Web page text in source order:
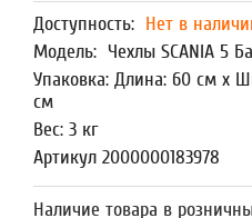
Доступность: Нет в
Модель: Чехлы SCANIA 5
Упаковка: Длина: 60 см x
см
Вес: 3 кг
Артикул 2000000183978
Наличие товара в